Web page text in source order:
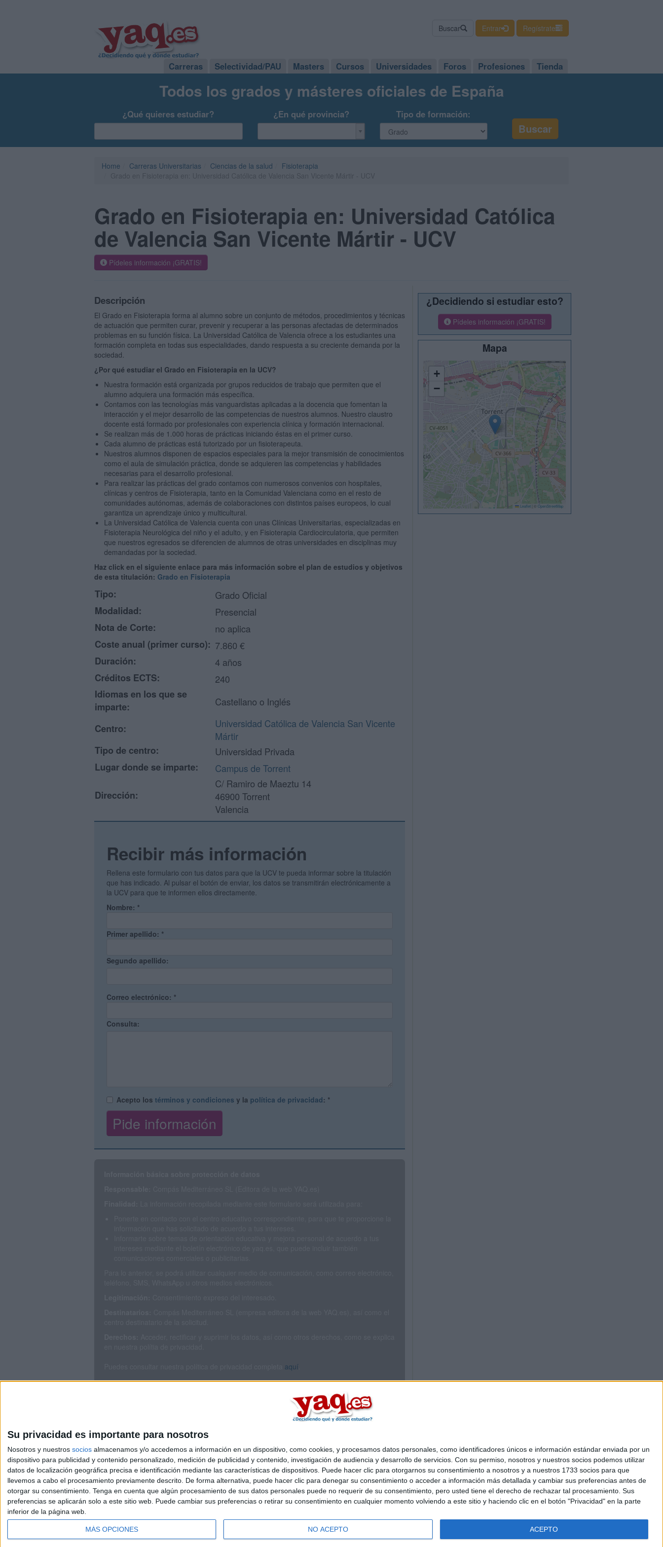
Su privacidad es importante para nosotros
Nosotros y nuestros socios almacenamos y/o accedemos a información en un dispositivo, como cookies, y procesamos datos personales, como identificadores únicos e información estándar enviada por un
dispositivo para publicidad y contenido personalizado, medición de publicidad y contenido, investigación de audiencia y desarrollo de servicios. Con su permiso, nosotros y nuestros socios podemos utilizar
datos de localización geográfica precisa e identificación mediante las características de dispositivos. Puede hacer clic para otorgarnos su consentimiento a nosotros y a nuestros 1733 socios para que
llevemos a cabo el procesamiento previamente descrito. De forma alternativa, puede hacer clic para denegar su consentimiento o acceder a información más detallada y cambiar sus preferencias antes de
otorgar su consentimiento. Tenga en cuenta que algún procesamiento de sus datos personales puede no requerir de su consentimiento, pero usted tiene el derecho de rechazar tal procesamiento. Sus
preferencias se aplicarán solo a este sitio web. Puede cambiar sus preferencias o retirar su consentimiento en cualquier momento volviendo a este sitio y haciendo clic en el botón "Privacidad" en la parte
inferior de la página web.
MÁS OPCIONES NO ACEPTO ACEPTO
Buscar Entrar Regístrate
Carreras Selectividad/PAU Masters Cursos Universidades Foros Profesiones Tienda
Todos los grados y másteres oficiales de España
¿Qué quieres estudiar? ¿En qué provincia? Tipo de formación:
Home Carreras Universitarias Ciencias de la salud
Fisioterapia
Grado en Fisioterapia en: Universidad Católica
de Valencia San Vicente Mártir - UCV
Pídeles información ¡GRATIS!
Descripción
El Grado en Fisioterapia forma al alumno sobre un conjunto de métodos, procedimientos y técnicas
de actuación que permiten curar, prevenir y recuperar a las personas afectadas de determinados
problemas en su función física. La Universidad Católica de Valencia ofrece a los estudiantes una
formación completa en todas sus especialidades, dando respuesta a su creciente demanda por la
sociedad.
¿Por qué estudiar el Grado en Fisioterapia en la UCV?
Nuestra formación está organizada por grupos reducidos de trabajo que permiten que el
alumno adquiera una formación más específica.
Contamos con las tecnologías más vanguardistas aplicadas a la docencia que fomentan la
interacción y el mejor desarrollo de las competencias de nuestros alumnos. Nuestro claustro
docente está formado por profesionales con experiencia clínica y formación internacional.
Se realizan más de 1.000 horas de prácticas iniciando éstas en el primer curso.
Cada alumno de prácticas está tutorizado por un fisioterapeuta.
Nuestros alumnos disponen de espacios especiales para la mejor transmisión de conocimientos
como el aula de simulación práctica, donde se adquieren las competencias y habilidades
necesarias para el desarrollo profesional.
Para realizar las prácticas del grado contamos con numerosos convenios con hospitales,
clínicas y centros de Fisioterapia, tanto en la Comunidad Valenciana como en el resto de
comunidades autónomas, además de colaboraciones con distintos países europeos, lo cual
garantiza un aprendizaje único y multicultural.
La Universidad Católica de Valencia cuenta con unas Clínicas Universitarias, especializadas en
Fisioterapia Neurológica del niño y el adulto, y en Fisioterapia Cardiocirculatoria, que permiten
que nuestros egresados se diferencien de alumnos de otras universidades en disciplinas muy
demandadas por la sociedad.
Haz click en el siguiente enlace para más información sobre el plan de estudios y objetivos
de esta titulación: Grado en Fisioterapia
Tipo:
Grado Oficial
Modalidad:
Presencial
Nota de Corte:
no aplica
Coste anual (primer curso): 7.860 €
Duración:
4 años
Créditos ECTS:
240
Idiomas en los que se
imparte:
Castellano o Inglés
Centro:
Universidad Católica de Valencia San Vicente
Mártir
Tipo de centro:
Universidad Privada
Lugar donde se imparte:
Campus de Torrent
Dirección:
C/ Ramiro de Maeztu 14
46900 Torrent
Valencia
Recibir más información
Rellena este formulario con tus datos para que la UCV te pueda informar sobre la titulación
que has indicado. Al pulsar el botón de enviar, los datos se transmitirán electrónicamente a
la UCV para que te informen ellos directamente.
Nombre: *
Primer apellido: *
Segundo apellido:
Correo electrónico: *
Consulta:
Acepto los términos y condiciones y la política de privacidad: *
aquí
¿Decidiendo si estudiar esto?
Pídeles información ¡GRATIS!
Mapa
+
−
Leaflet © OpenStreetMap
Quiénes somos|Contactar|Anúnciate
Aviso legal|Politica de privacidad|Condiciones generales|Política de cookies
© 2003-2026Compás Mediterráneo S.L.- Diego de León 47 - 28006 Madrid [ESPAÑA] - Tel. +34 91 593 2767